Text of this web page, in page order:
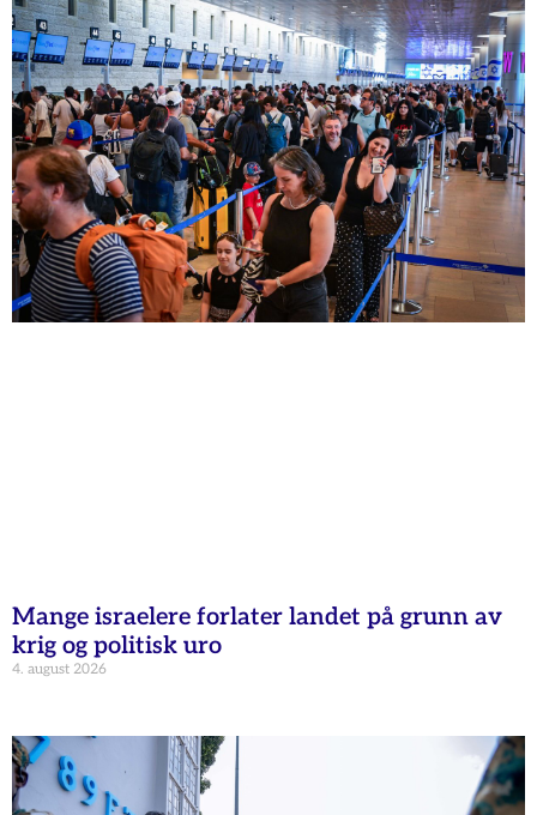
Mange israelere forlater landet på grunn av
krig og politisk uro
4. august 2026